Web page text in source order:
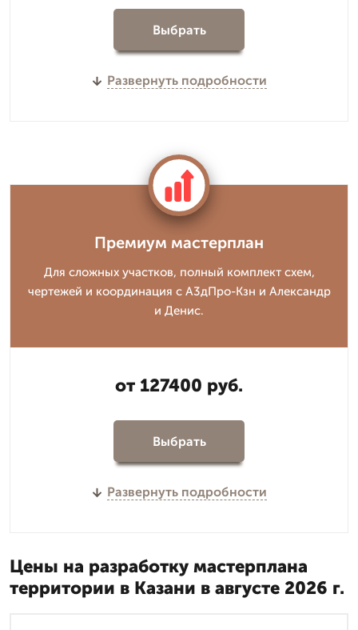
Выбрать
Развернуть подробности
Премиум мастерплан
Для сложных участков, полный комплект схем,
чертежей и координация с А3дПро-Кзн и Александр
и Денис.
от 127400 руб.
Выбрать
Развернуть подробности
Цены на разработку мастерплана
территории в Казани в августе 2026 г.